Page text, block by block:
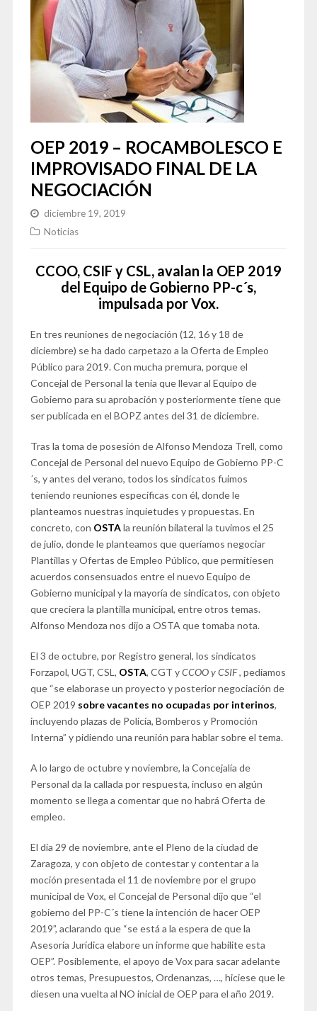
OEP 2019 – ROCAMBOLESCO E
IMPROVISADO FINAL DE LA
NEGOCIACIÓN
diciembre 19, 2019
Noticias
CCOO, CSIF y CSL, avalan la OEP 2019
del Equipo de Gobierno PP-c´s,
impulsada por Vox.
En tres reuniones de negociación (12, 16 y 18 de
diciembre) se ha dado carpetazo a la Oferta de Empleo
Público para 2019. Con mucha premura, porque el
Concejal de Personal la tenía que llevar al Equipo de
Gobierno para su aprobación y posteriormente tiene que
ser publicada en el BOPZ antes del 31 de diciembre.
Tras la toma de posesión de Alfonso Mendoza Trell, como
Concejal de Personal del nuevo Equipo de Gobierno PP-C
´s, y antes del verano, todos los sindicatos fuimos
teniendo reuniones específicas con él, donde le
planteamos nuestras inquietudes y propuestas. En
concreto, con OSTAla reunión bilateral la tuvimos el 25
de julio, donde le planteamos que queríamos negociar
Plantillas y Ofertas de Empleo Público, que permitiesen
acuerdos consensuados entre el nuevo Equipo de
Gobierno municipal y la mayoría de sindicatos, con objeto
que creciera la plantilla municipal, entre otros temas.
Alfonso Mendoza nos dijo a OSTA que tomaba nota.
El 3 de octubre, por Registro general, los sindicatos
Forzapol, UGT, CSL, OSTA, CGT yCCOO y CSIF, pedíamos
que “se elaborase un proyecto y posterior negociación de
OEP 2019 sobre vacantes no ocupadas por interinos,
incluyendo plazas de Policía, Bomberos y Promoción
Interna” y pidiendo una reunión para hablar sobre el tema.
A lo largo de octubre y noviembre, la Concejalía de
Personal da la callada por respuesta, incluso en algún
momento se llega a comentar que no habrá Oferta de
empleo.
El día 29 de noviembre, ante el Pleno de la ciudad de
Zaragoza, y con objeto de contestar y contentar a la
moción presentada el 11 de noviembre por el grupo
municipal de Vox, el Concejal de Personal dijo que “el
gobierno del PP-C´s tiene la intención de hacer OEP
2019”, aclarando que “se está a la espera de que la
Asesoría Jurídica elabore un informe que habilite esta
OEP”. Posiblemente, el apoyo de Vox para sacar adelante
otros temas, Presupuestos, Ordenanzas, …, hiciese que le
diesen una vuelta al NO inicial de OEP para el año 2019.